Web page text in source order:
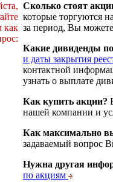
как
Сколько стоят
которые торгуются
за период, Вы
Какие дивиденды
и даты закрытия
контактной
узнать о выплате
Как купить акции?
нашей компании и
Как максимально
задаваемый вопрос
Нужна другая
по акциям